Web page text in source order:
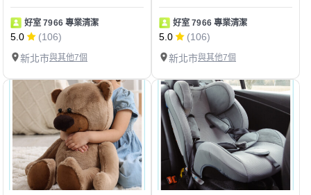
好室 7966 專業清潔
5.0
(106)
新北市與其他7個
好室 7966 專業清潔
5.0
(106)
新北市與其他7個